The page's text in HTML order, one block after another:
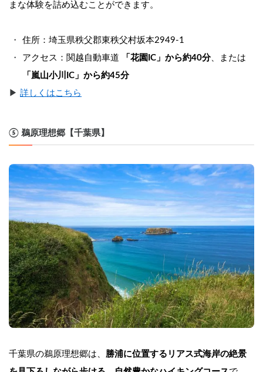
まな体験を詰め込むことができます。
住所：埼玉県秩父郡東秩父村坂本2949-1
アクセス：関越自動車道
「花園IC」から約40分
「嵐山小川IC」から約45分
▶︎ 詳しくはこちら
⑤ 鵜原理想郷【千葉県】
千葉県の鵜原理想郷は、 勝浦に位置するリアス式海岸の絶景